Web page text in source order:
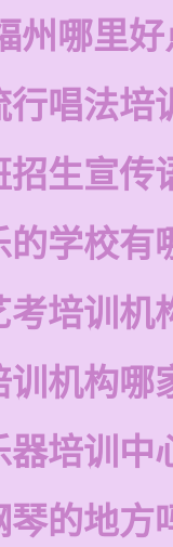
州哪里好
行唱法培
招生宣传
的学校有
考培训机
训机构哪
器培训中
琴的地方